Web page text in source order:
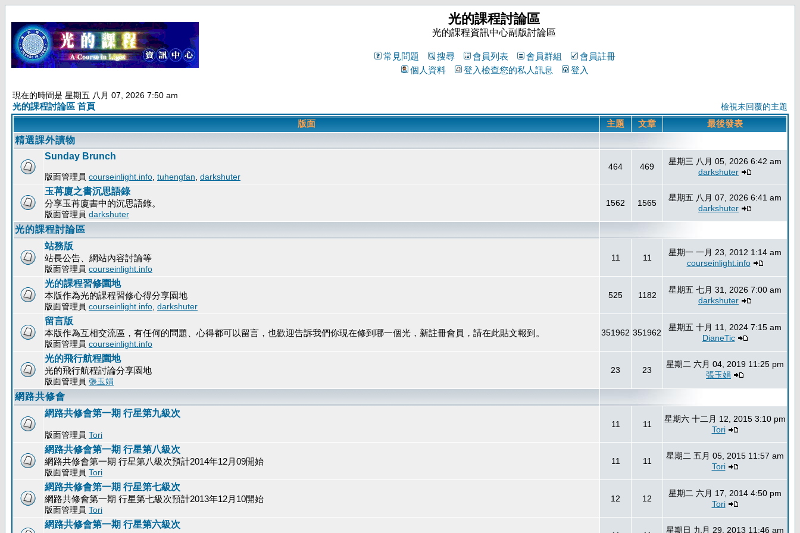
光的課程討論區
光的課程資訊中心副版討論區
常見問題 搜尋 會員列表 會員群組
會員註冊
個人資料
登入檢查您的私人訊息 登入
現在的時間是 星期五 八月 07, 2026 7:50 am
光的課程討論區 首頁 檢視未回覆的主題
版面 主題 文章
最後發表
精選課外讀物
Sunday Brunch
版面管理員 courseinlight.info tuhengfan darkshuter
464 469
星期三 八月 05, 2026 6:42 am
darkshuter
玉苒廈之書沉思語錄
分享玉苒廈書中的沉思語錄。
版面管理員 darkshuter
1562 1565
星期五 八月 07, 2026 6:41 am
darkshuter
光的課程討論區
站務版
站長公告、網站內容討論等
版面管理員 courseinlight.info
11 11
星期一 一月 23, 2012 1:14 am
courseinlight.info
光的課程習修園地
本版作為光的課程習修心得分享園地
版面管理員 courseinlight.info darkshuter
525 1182
星期五 七月 31, 2026 7:00 am
darkshuter
留言版
本版作為互相交流區，有任何的問題、心得都可以留言，也歡迎告訴我們你現在修到哪一個光，新註冊會員，請在此貼文報到。
版面管理員 courseinlight.info
351962 351962
星期五 十月 11, 2024 7:15 am
DianeTic
光的飛行航程園地
光的飛行航程討論分享園地
版面管理員 張玉娟
23 23
星期二 六月 04, 2019 11:25 pm
張玉娟
網路共修會
網路共修會第一期 行星第九級次
版面管理員 Tori
11 11
星期六 十二月 12, 2015 3:10 pm
Tori
網路共修會第一期 行星第八級次
網路共修會第一期 行星第八級次預計2014年12月09開始
版面管理員 Tori
11 11
星期二 五月 05, 2015 11:57 am
Tori
網路共修會第一期 行星第七級次
網路共修會第一期 行星第七級次預計2013年12月10開始
版面管理員 Tori
12 12
星期二 六月 17, 2014 4:50 pm
Tori
網路共修會第一期 行星第六級次
星期日 九月 29, 2013 11:46 am